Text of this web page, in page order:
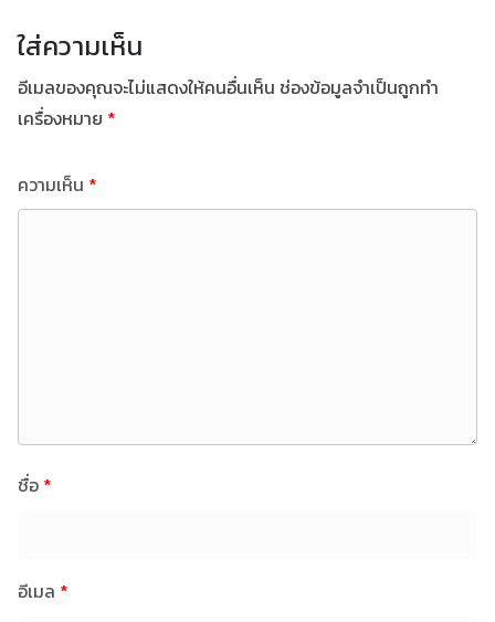
ใส่ความเห็น
อีเมลของคุณจะไม่แสดงให้คนอื่นเห็น ช่องข้อมูลจำเป็นถูกทำ
เครื่องหมาย *
ความเห็น *
ชื่อ *
อีเมล *